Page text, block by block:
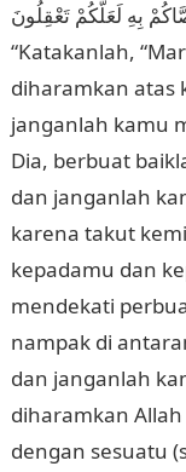
“Katakanlah,
diharamkan atas
janganlah kamu
Dia, berbuat
dan janganlah
karena takut
kepadamu dan
mendekati
nampak di
dan janganlah
diharamkan
dengan sesuatu